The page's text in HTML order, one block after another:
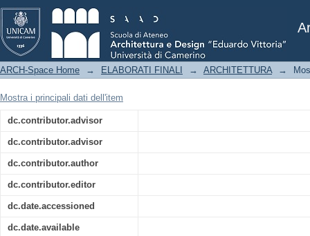
Il Trabocco contemporaneo:
ARCH-Space Home → ELABORATI FINALI → ARCHITETTURA →
Mostra i principali dati dell'item
dc.contributor.advisor
dc.contributor.advisor
dc.contributor.author
dc.contributor.editor
dc.date.accessioned
dc.date.available